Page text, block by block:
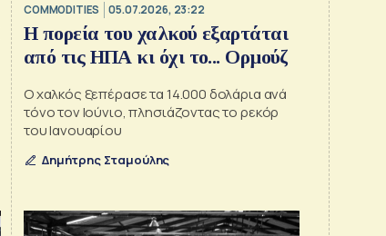
COMMODITIES 05.07.2026, 23:22
Η πορεία του χαλκού εξαρτάται
από τις ΗΠΑ κι όχι το... Ορμούζ
Ο χαλκός ξεπέρασε τα 14.000 δολάρια ανά
τόνο τον Ιούνιο, πλησιάζοντας το ρεκόρ
του Ιανουαρίου
Δημήτρης Σταμούλης